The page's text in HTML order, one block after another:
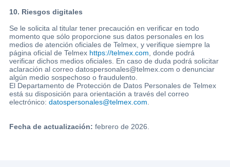
10. Riesgos digitales
Se le solicita al titular tener precaución en verificar en todo
momento que sólo proporcione sus datos personales en los
medios de atención oficiales de Telmex, y verifique siempre la
página oficial de Telmex https://telmex.com , donde podrá
verificar dichos medios oficiales. En caso de duda podrá solicitar
aclaración al correo datospersonales@telmex.com o denunciar
algún medio sospechoso o fraudulento.
El Departamento de Protección de Datos Personales de Telmex
está su disposición para orientación a través del correo
electrónico: datospersonales@telmex.com
Fecha de actualización: febrero de 2026.